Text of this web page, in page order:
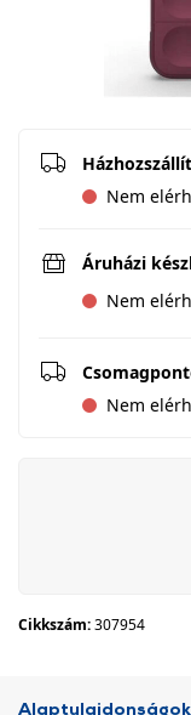
Nem
Áruházi
Nem
Nem
Cikkszám:307954
Alaptulajdonságok